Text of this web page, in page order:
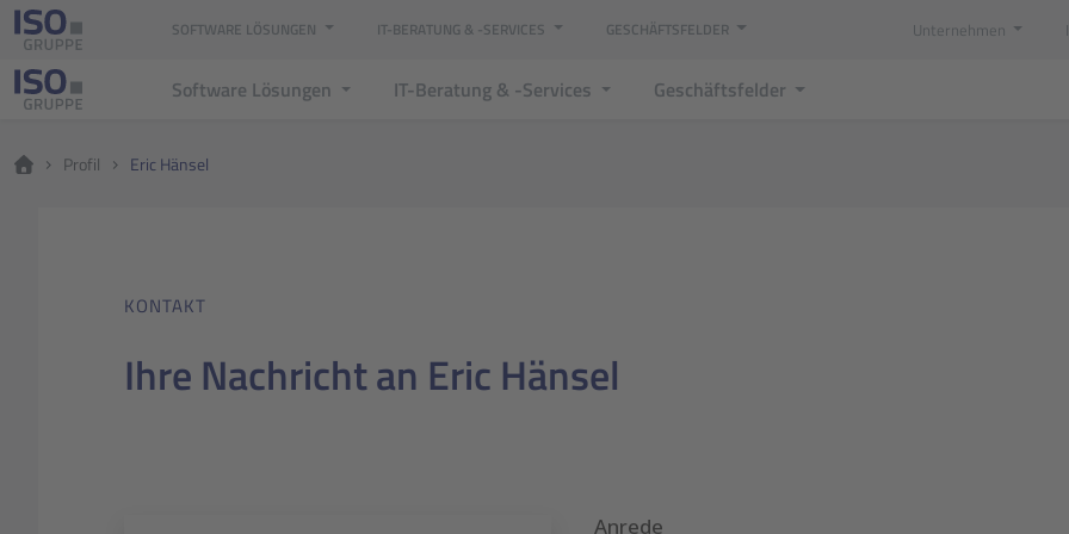
SOFTWARE LÖSUNGEN IT-BERATUNG & -SERVICES GESCHÄFTSFELDER Unternehmen
Software Lösungen IT-Beratung & -Services Geschäftsfelder
Profil Eric Hänsel
KONTAKT
Ihre Nachricht an Eric Hänsel